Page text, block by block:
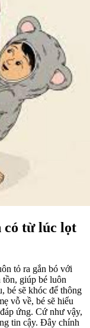
có từ lúc lọt
tỏ ra gắn bó với
giúp bé luôn
bé sẽ khóc để thông
vỗ về, bé sẽ hiểu
ứng. Cứ như vậy,
tin cậy. Đây chính